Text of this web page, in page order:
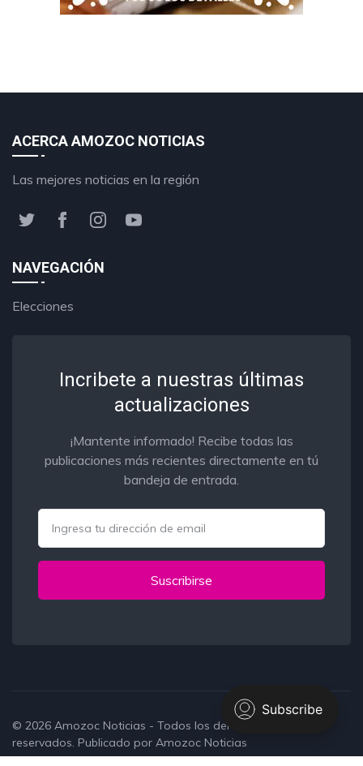
ACERCA AMOZOC NOTICIAS
Las mejores noticias en la región
NAVEGACIÓN
Elecciones
Incribete a nuestras últimas
actualizaciones
¡Mantente informado! Recibe todas las
publicaciones más recientes directamente en tú
bandeja de entrada.
Suscribirse
© 2026 Amozoc Noticias - Todos los derechos
reservados. Publicado por Amozoc Noticias